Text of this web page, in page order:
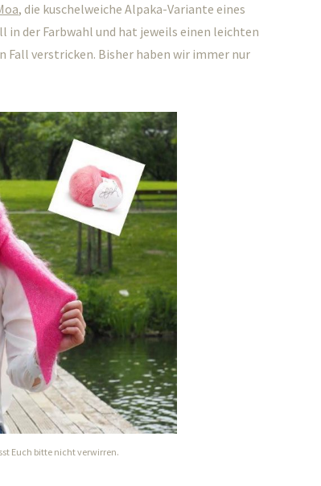
, die kuschelweiche Alpaka-Variante eines
in der Farbwahl und hat jeweils einen leichten
Fall verstricken. Bisher haben wir immer nur
Euch bitte nicht verwirren.